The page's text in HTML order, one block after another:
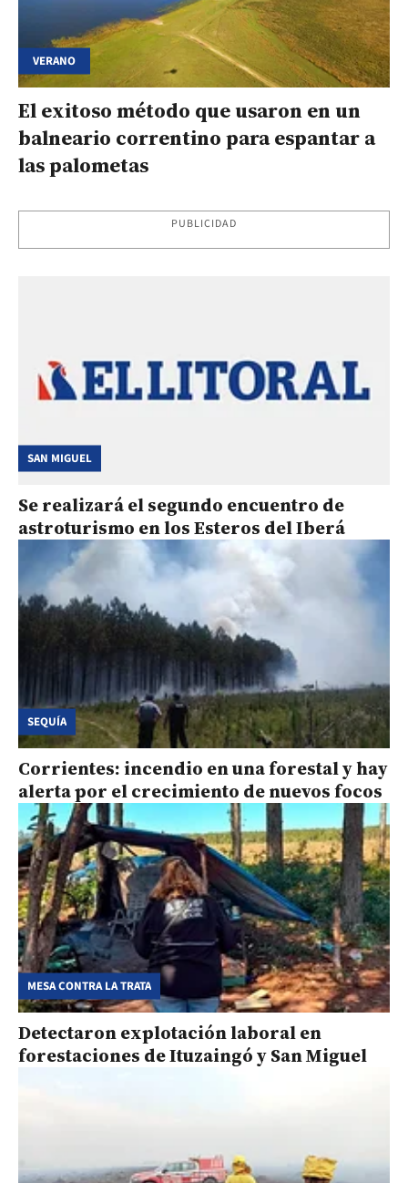
VERANO
El exitoso método que usaron en un
balneario correntino para espantar a
las palometas
PUBLICIDAD
SAN MIGUEL
Se realizará el segundo encuentro de
astroturismo en los Esteros del Iberá
SEQUÍA
Corrientes: incendio en una forestal y hay
alerta por el crecimiento de nuevos focos
MESA CONTRA LA TRATA
Detectaron explotación laboral en
forestaciones de Ituzaingó y San Miguel